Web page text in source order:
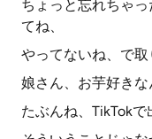
ちょっと忘れちゃ
てね、
やってないね、で取
娘さん、お芋好きな
たぶんね、TikTokで